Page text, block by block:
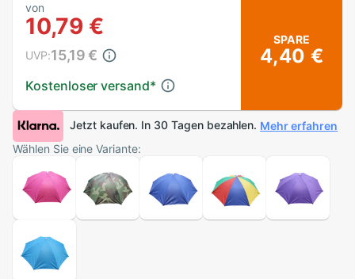
von
10,79 €
Kostenloser versand*
UVP:15,19 €
SPARE
4,40 €
Jetzt kaufen. In 30 Tagen bezahlen. Mehr erfahren
Wählen Sie eine Variante: